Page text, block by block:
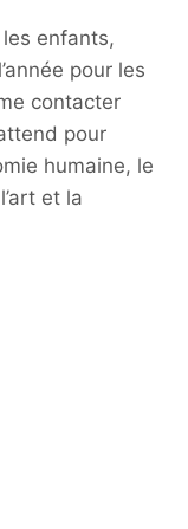
les enfants,
pour les
contacter
pour
humaine, le
et la